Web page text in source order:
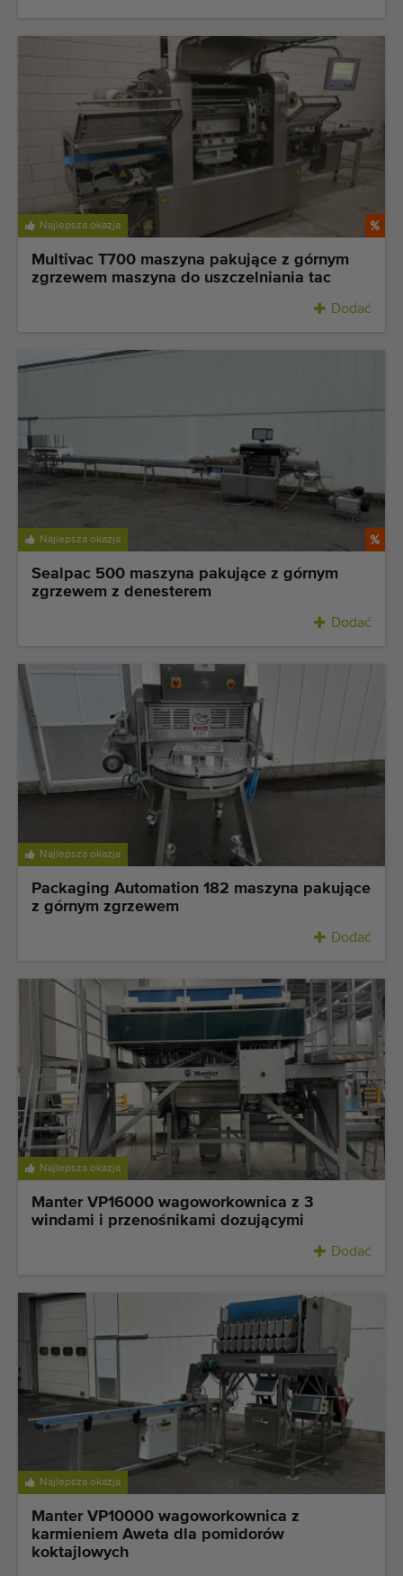
Najlepsza okazja
Multivac T700 maszyna pakujące z górnym
zgrzewem maszyna do uszczelniania tac
Dodać
Najlepsza okazja
Sealpac 500 maszyna pakujące z górnym
zgrzewem z denesterem
Dodać
Najlepsza okazja
Packaging Automation 182 maszyna pakujące
z górnym zgrzewem
Dodać
Najlepsza okazja
Manter VP16000 wagoworkownica z 3
windami i przenośnikami dozującymi
Dodać
Najlepsza okazja
Manter VP10000 wagoworkownica z
karmieniem Aweta dla pomidorów
koktajlowych